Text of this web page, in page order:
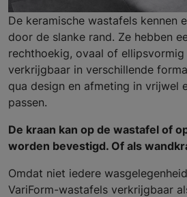
De keramische wastafels kennen
door de slanke rand. Ze hebben
rechthoekig, ovaal of
verkrijgbaar in verschillende
qua design en afmeting in vrijwel
passen.
De kraan kan op de wastafel of
worden bevestigd. Of als
Omdat niet iedere
VariForm-wastafels verkrijgbaar